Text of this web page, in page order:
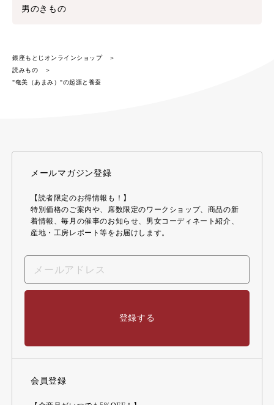
男のきもの
銀座もとじオンラインショップ
読みもの
"奄美（あまみ）"の起源と養蚕
メールマガジン登録
【読者限定のお得情報も！】
特別価格のご案内や、席数限定のワークショップ、商品の新
着情報、毎月の催事のお知らせ、男女コーディネート紹介、
産地・工房レポート等をお届けします。
登録する
会員登録